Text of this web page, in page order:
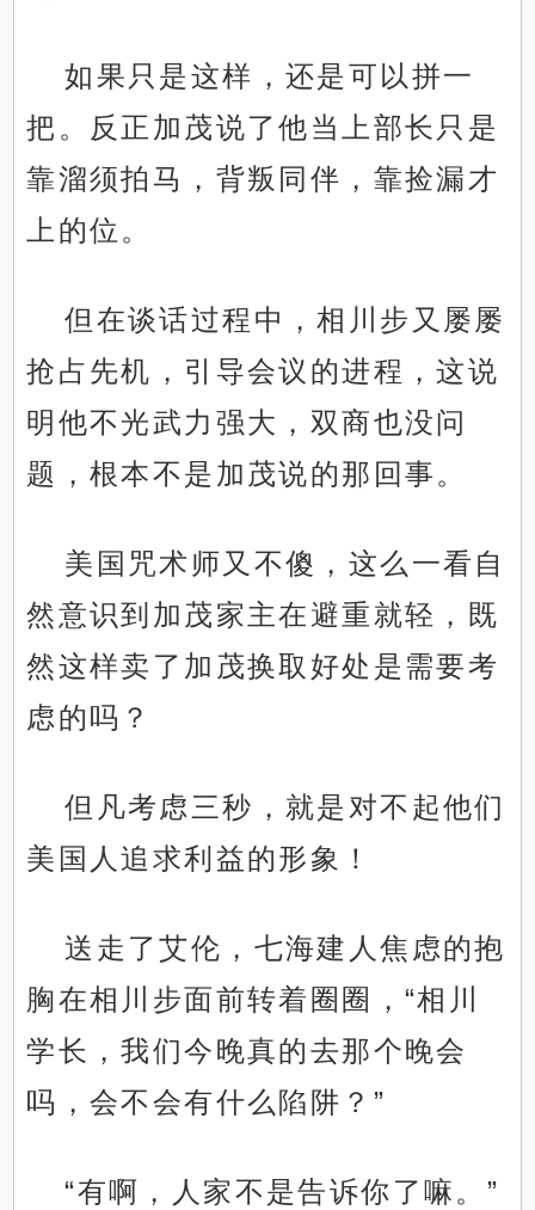
如果只是这样，还是可以拼一
把。反正加茂说了他当上部长只是
靠溜须拍马，背叛同伴，靠捡漏才
上的位。
但在谈话过程中，相川步又屡屡
抢占先机，引导会议的进程，这说
明他不光武力强大，双商也没问
题，根本不是加茂说的那回事。
美国咒术师又不傻，这么一看自
然意识到加茂家主在避重就轻，既
然这样卖了加茂换取好处是需要考
虑的吗？
但凡考虑三秒，就是对不起他们
美国人追求利益的形象！
送走了艾伦，七海建人焦虑的抱
胸在相川步面前转着圈圈，“相川
学长，我们今晚真的去那个晚会
吗，会不会有什么陷阱？”
“有啊，人家不是告诉你了嘛。”